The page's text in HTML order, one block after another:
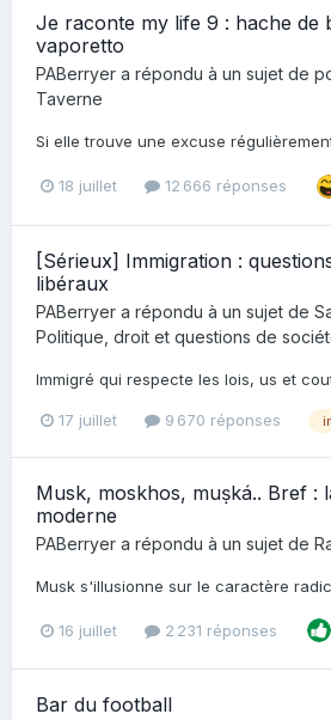
Je raconte my life 9 : hache de
vaporetto
PABerryer a répondu à un sujet de
Taverne
Si elle trouve une excuse
18 juillet 12 666 réponses
[Sérieux] Immigration :
libéraux
PABerryer a répondu à un sujet de
Politique, droit et questions de
Immigré qui respecte les lois, us et
17 juillet 9 670 réponses
Musk, moskhos, muṣká.. Bref :
moderne
PABerryer a répondu à un sujet de
Musk s'illusionne sur le caractère
16 juillet 2 231 réponses
Bar du football